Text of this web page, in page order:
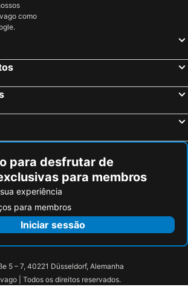
como
para desfrutar de
para membros
experiência
para membros
Iniciar sessão
5 – 7, 40221 Düsseldorf, Alemanha
| Todos os direitos reservados.